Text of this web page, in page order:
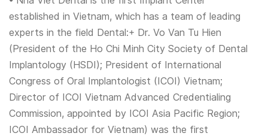
established in Vietnam, which has a team of leading
experts in the field Dental:+ Dr. Vo Van Tu Hien
(President of the Ho Chi Minh City Society of Dental
Implantology (HSDI); President of International
Congress of Oral Implantologist (ICOI) Vietnam;
Director of ICOI Vietnam Advanced Credentialing
Commission, appointed by ICOI Asia Pacific Region;
ICOI Ambassador for Vietnam) was the first